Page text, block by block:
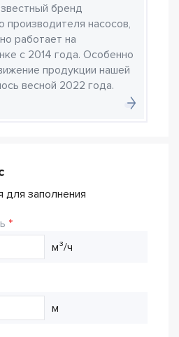
бренд
производителя насосов,
работает на
с 2014 года. Особенно
продукции нашей
весной 2022 года.
для заполнения
м³/ч
м